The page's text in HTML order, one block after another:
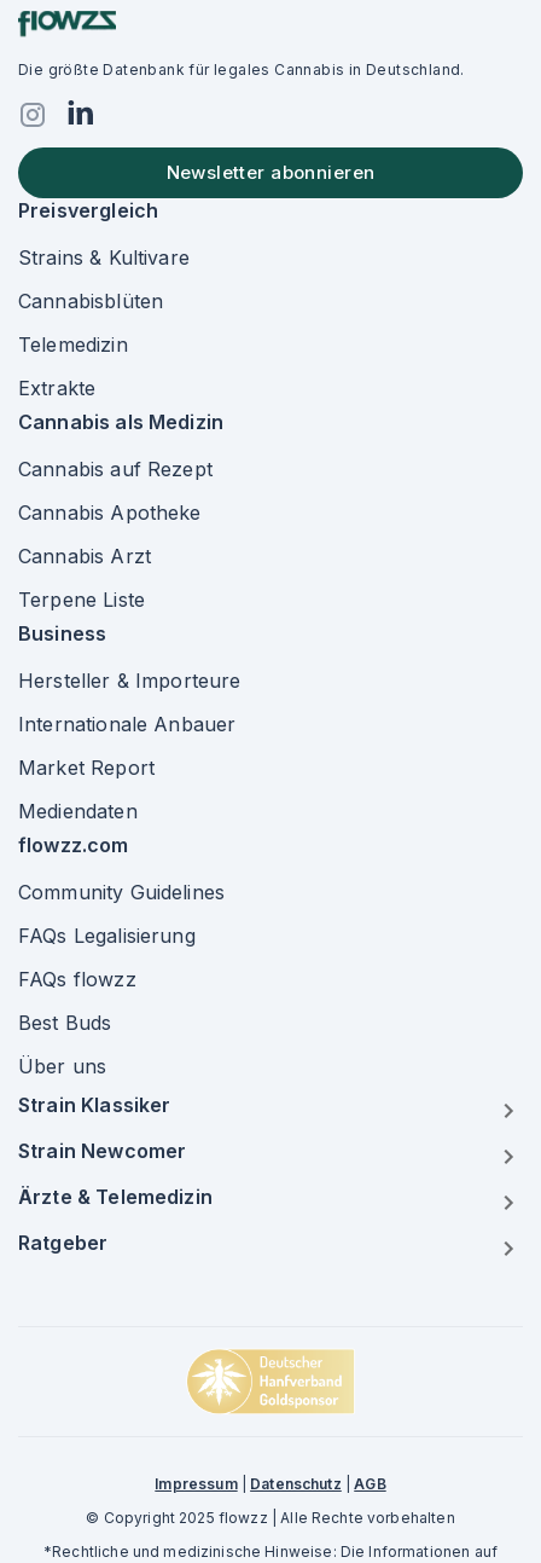
Die größte Datenbank für legales Cannabis in Deutschland.
Newsletter abonnieren
Preisvergleich
Strains & Kultivare
Cannabisblüten
Telemedizin
Extrakte
Cannabis als Medizin
Cannabis auf Rezept
Cannabis Apotheke
Cannabis Arzt
Terpene Liste
Business
Hersteller & Importeure
Internationale Anbauer
Market Report
Mediendaten
flowzz.com
Community Guidelines
FAQs Legalisierung
FAQs flowzz
Best Buds
Über uns
Strain Klassiker
Strain Newcomer
Ärzte & Telemedizin
Ratgeber
Impressum| Datenschutz |AGB
© Copyright 2025 flowzz | Alle Rechte vorbehalten
*Rechtliche und medizinische Hinweise: Die Informationen auf